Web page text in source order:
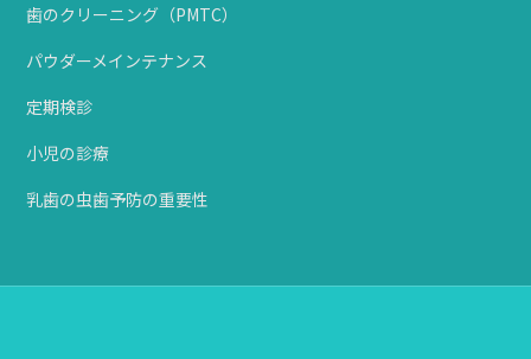
歯のクリーニング（PMTC）
パウダーメインテナンス
定期検診
小児の診療
乳歯の虫歯予防の重要性